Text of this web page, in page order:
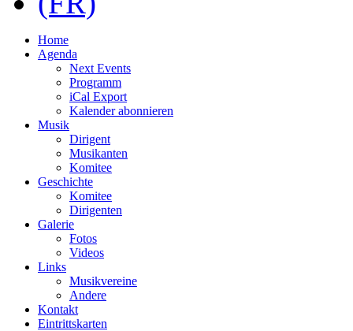
Home
Agenda
Next Events
Programm
iCal Export
Kalender abonnieren
Musik
Dirigent
Musikanten
Komitee
Geschichte
Komitee
Dirigenten
Galerie
Fotos
Videos
Links
Musikvereine
Andere
Kontakt
Eintrittskarten